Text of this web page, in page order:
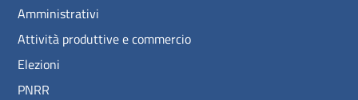
Amministrativi
Attività produttive e commercio
Elezioni
PNRR